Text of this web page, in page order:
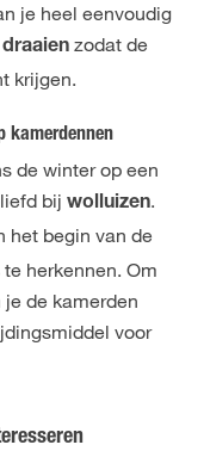
je heel eenvoudig
zodat de
krijgen.
kamerdennen
de winter op een
bij wolluizen.
het begin van de
herkennen. Om
de kamerden
voor